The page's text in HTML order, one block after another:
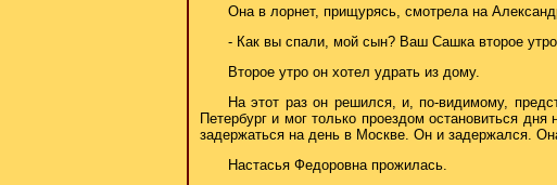
Она в лорнет, прищурясь, смотрела на
- Как вы спали, мой сын? Ваш Сашка второе утро
Второе утро он хотел удрать из дому.
На этот раз он решился, и, по-видимому,
Петербург и мог только проездом остановиться
задержаться на день в Москве. Он и задержался.
Настасья Федоровна прожилась.